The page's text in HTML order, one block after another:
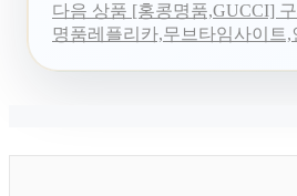
다음 상품 [홍콩명품,GUCCI]
명품레플리카,무브타임사이트